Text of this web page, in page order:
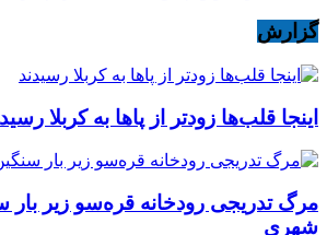
گزارش
اینجا قلب‌ها زودتر از پاها به کربلا
مرگ تدریجی رودخانه قره‌سو زیر
شهری